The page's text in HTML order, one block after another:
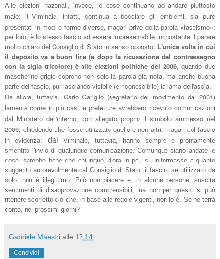
Alle elezioni nazonali, invece, le cose continuano adandare piuttosto
male: il Viminale, infatti, continua a bocciare gli emblemi, sia pure
presentati in modi e forme diverse, magari prive della parola «fascismo»:
per loro, è lo stesso fascio ad essere impresentabile, nonostante il parere
molto chiaro del Consiglio di Stato in senso opposto. L'unica volta in cui
il deposito va a buon fine (e dopo la ricusazione del contrassegno
con la sigla tricolore) è alle elezioni politiche del 2006, quando due
mascherine grigie coprono non solo la parola già nota, ma anche buona
parte del fascio, pur lasciando visibile (e riconoscibile) la lama dell'ascia.
Da allora, tuttavia, Carlo Gariglio (segretario del movimento dal 2001)
lamenta come in più casi le prefetture avrebbero ricevuto comunicazioni
dal Ministero dell'interno, con allegato proprio il simbolo ammesso nel
2006, chiedendo che fosse utilizzato quello e non altri, magari col fascio
in evidenza; dal Viminale, tuttavia, hanno sempre e prontamente
smentito l'invio di qualunque comunicazione. Comunque siano andate le
cose, sarebbe bene che chiunque, d'ora in poi, si uniformasse a quanto
suggerito autorevolmente dal Consiglio di Stato: il fascio, se utilizzato da
solo, non è illegittimo. Può non piacere e, in alcune persone, suscita
sentimenti di disapprovazione comprensibili, ma non perquesto si può
ritenere scorretto ciò che, in base alle regole vigenti, non lo è. Se ne terrà
conto, nei prossimi giorni?
Gabriele Maestri alle 17:14
Condividi